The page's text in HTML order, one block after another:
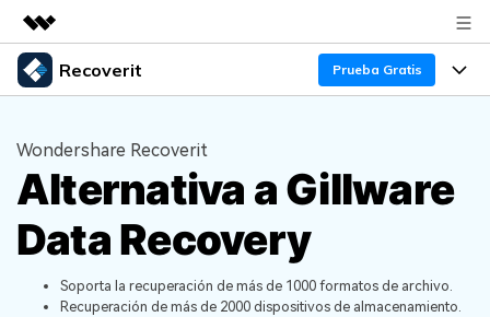
Productos destacados
Utilidades
Soluciones
Quiénes somos
Sala de prensa
Tienda
Recoverit Prueba Gratis
Recoverit para Windows
Líder en recuperación para Windows
Pruébalo Gratis
Funciones
Recuperar de Unidades
Recuperar Medios Borrados
Recursos
Por qué Recoverit
Wondershare Recoverit
Alternativa a Gillware
Data Recovery
Soporta la recuperación de más de 1000 formatos de archivo.
Recuperación de más de 2000 dispositivos de almacenamiento.